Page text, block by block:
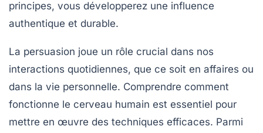
principes, vous développerez une influence
authentique et durable.
La persuasion joue un rôle crucial dans nos
interactions quotidiennes, que ce soit en affaires ou
dans la vie personnelle. Comprendre comment
fonctionne le cerveau humain est essentiel pour
mettre en œuvre des techniques efficaces. Parmi